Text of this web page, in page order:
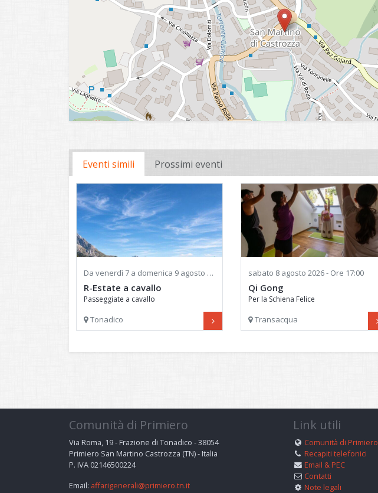
Eventi simili Prossimi eventi
Da venerdì 7 a domenica 9 agosto 2026 - Ore 09:00
R-Estate a cavallo
Passeggiate a cavallo
Tonadico
sabato 8 agosto 2026 - Ore 17:00
Qi Gong
Per la Schiena Felice
Transacqua
Comunità di Primiero
Via Roma, 19 - Frazione di Tonadico - 38054
Primiero San Martino Castrozza (TN) - Italia
P. IVA 02146500224
Email: affarigenerali@primiero.tn.it
Link utili
Comunità di Primiero
Recapiti telefonici
Email & PEC
Contatti
Note legali